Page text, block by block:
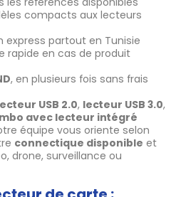
compacts aux lecteurs
express partout en Tunisie
rapide en cas de produit
, en plusieurs fois sans frais
USB 2.0, lecteur USB 3.0,
avec lecteur intégré
équipe vous oriente selon
connectique disponible et
drone, surveillance ou